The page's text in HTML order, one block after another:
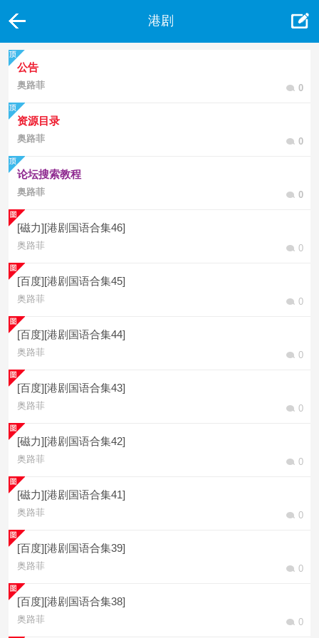
港剧
公告
奥路菲 0
资源目录
奥路菲 0
论坛搜索教程
奥路菲 0
[磁力][港剧国语合集46]
奥路菲 0
[百度][港剧国语合集45]
奥路菲 0
[百度][港剧国语合集44]
奥路菲 0
[百度][港剧国语合集43]
奥路菲 0
[磁力][港剧国语合集42]
奥路菲 0
[磁力][港剧国语合集41]
奥路菲 0
[百度][港剧国语合集39]
奥路菲 0
[百度][港剧国语合集38]
奥路菲 0